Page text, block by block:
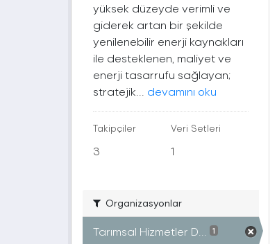
yüksek düzeyde verimli ve
giderek artan bir şekilde
yenilenebilir enerji kaynakları
ile desteklenen, maliyet ve
enerji tasarrufu sağlayan;
stratejik... devamını oku
Takipçiler
3
Veri Setleri
1
Organizasyonlar
Tarımsal Hizmetler D... 1